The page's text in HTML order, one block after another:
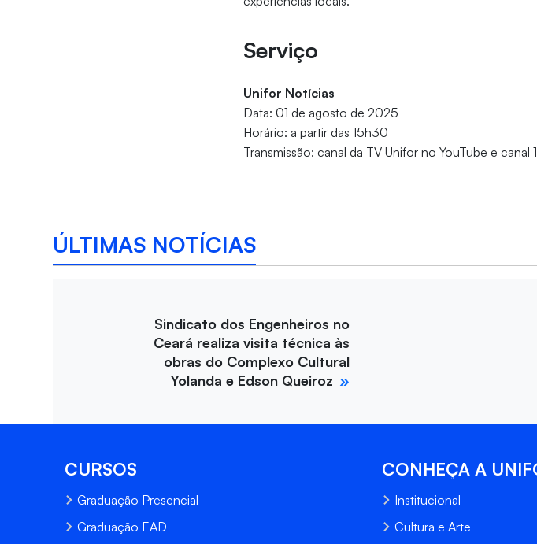
Serviço
Unifor Notícias
Data: 01 de agosto de 2025
Horário: a partir das 15h30
Transmissão: canal da TV Unifor no YouTube e canal
ÚLTIMAS NOTÍCIAS
Sindicato dos Engenheiros no
Ceará realiza visita técnica às
obras do Complexo Cultural
Yolanda e Edson Queiroz
CURSOS
Graduação Presencial
Graduação EAD
CONHEÇA A
Institucional
Cultura e Arte